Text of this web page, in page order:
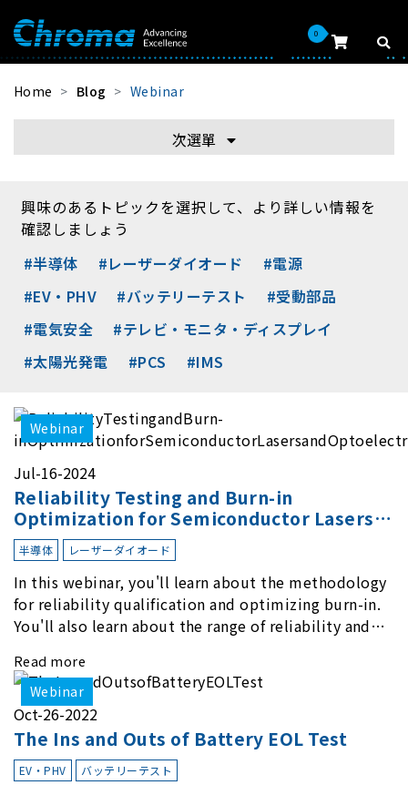
0
Home Blog Webinar
次選單
興味のあるトピックを選択して、より詳しい情報を
確認しましょう
#半導体
#レーザーダイオード
#電源
#EV・PHV
#バッテリーテスト
#受動部品
#電気安全
#テレビ・モニタ・ディスプレイ
#太陽光発電
#PCS #IMS
Webinar
Jul-16-2024
Reliability Testing and Burn-in
Optimization for Semiconductor Lasers
and Optoelectronics
半導体 レーザーダイオード
In this webinar, you'll learn about the methodology
for reliability qualification and optimizing burn-in.
You'll also learn about the range of reliability and
reliability-test-as-a-service options.
Read more
Webinar
Oct-26-2022
The Ins and Outs of Battery EOL Test
EV・PHV バッテリーテスト